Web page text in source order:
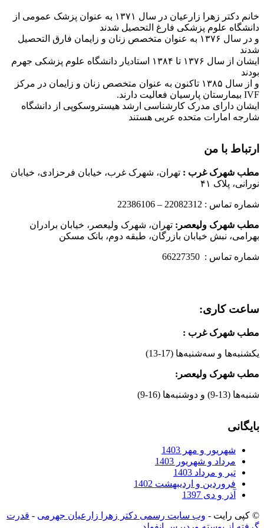
خانم دکتر زهرا زارعیان در سال ۱۳۷۱ به عنوان پزشک عمومی از
دانشگاه علوم پزشکی فارغ التحصیل شدند
و در سال ۱۳۷۶ به عنوان متخصص زنان و زایمان فارق التحصیل
شدند
ایشان از سال ۱۳۷۶ تا ۱۳۸۴ استادیار دانشگاه علوم پزشکی جهرم
بودند
و از سال ۱۳۸۵ تاکنون به عنوان متخصص زنان و زایمان در مرکز
IVF بیمارستان پارسیان فعالیت دارند.
ایشان دارای مدرک کارشناسی ارشد هیستروسکوپی از دانشگاه
شارجه امارات متحده عربی هستند
ارتباط با من
مطب شهرک غرب : تهران، شهرک غرب، خیابان فرحزادی، خیابان
نورانی، پلاک ۴۱
شماره تماس : 22082312 – 22386106
مطب شهرک ولیعصر: تهران، شهرک ولیعصر، خیابان برادران
بهرامی، نبش خیابان بازرگان، طبقه دوم، بانک مسکن
شماره تماس : 66227350
ساعت کاری:
مطب شهرک غرب :
یکشنبه‌ها و سه‌شنبه‌ها (17-13)
مطب شهرک ولیعصر:
شنبه‌ها (13-9) و دوشنبه‌ها (16-9)
بایگانی
شهریور و مهر 1403
مرداد و شهریور 1403
تیر و مرداد 1403
فروردین و اردیبهشت 1402
آذر و دی 1397
© کپی رایت - وب سایت رسمی دکتر زهرا زارعیان جهرمی - قدرت